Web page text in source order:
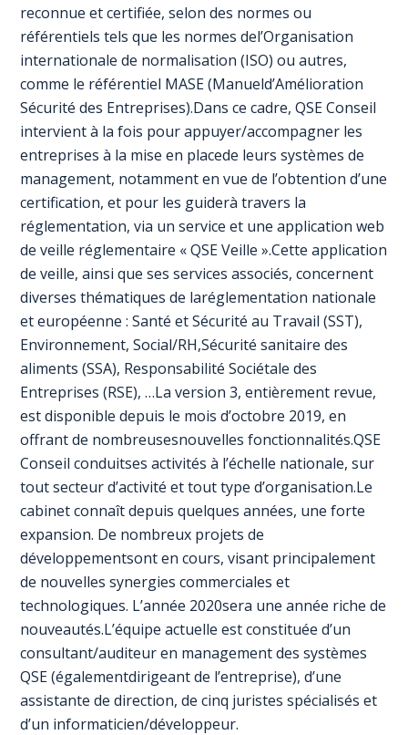
reconnue et certifiée, selon des normes ou
référentiels tels que les normes del’Organisation
internationale de normalisation (ISO) ou autres,
comme le référentiel MASE (Manueld’Amélioration
Sécurité des Entreprises).Dans ce cadre, QSE Conseil
intervient à la fois pour appuyer/accompagner les
entreprises à la mise en placede leurs systèmes de
management, notamment en vue de l’obtention d’une
certification, et pour les guiderà travers la
réglementation, via un service et une application web
de veille réglementaire « QSE Veille ».Cette application
de veille, ainsi que ses services associés, concernent
diverses thématiques de laréglementation nationale
et européenne : Santé et Sécurité au Travail (SST),
Environnement, Social/RH,Sécurité sanitaire des
aliments (SSA), Responsabilité Sociétale des
Entreprises (RSE), …La version 3, entièrement revue,
est disponible depuis le mois d’octobre 2019, en
offrant de nombreusesnouvelles fonctionnalités.QSE
Conseil conduitses activités à l’échelle nationale, sur
tout secteur d’activité et tout type d’organisation.Le
cabinet connaît depuis quelques années, une forte
expansion. De nombreux projets de
développementsont en cours, visant principalement
de nouvelles synergies commerciales et
technologiques. L’année 2020sera une année riche de
nouveautés.L’équipe actuelle est constituée d’un
consultant/auditeur en management des systèmes
QSE (égalementdirigeant de l’entreprise), d’une
assistante de direction, de cinq juristes spécialisés et
d’un informaticien/développeur.